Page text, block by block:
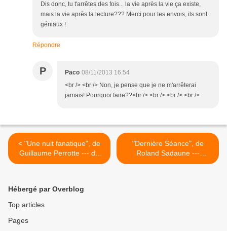
Dis donc, tu t'arrêtes des fois... la vie après la vie ça existe,
mais la vie après la lecture??? Merci pour tes envois, ils sont
géniaux !
Répondre
P Paco 08/11/2013 16:54
<br /> <br /> Non, je pense que je ne m'arrêterai
jamais! Pourquoi faire??<br /> <br /> <br /> <br />
< "Une nuit fanatique", de
Guillaume Perrotte --- de
l'érotisme, en passant par
"Dernière Séance", de
Roland Sadaune ---
Lorsque la mort tire sur la
Hébergé par Overblog
Top articles
Pages